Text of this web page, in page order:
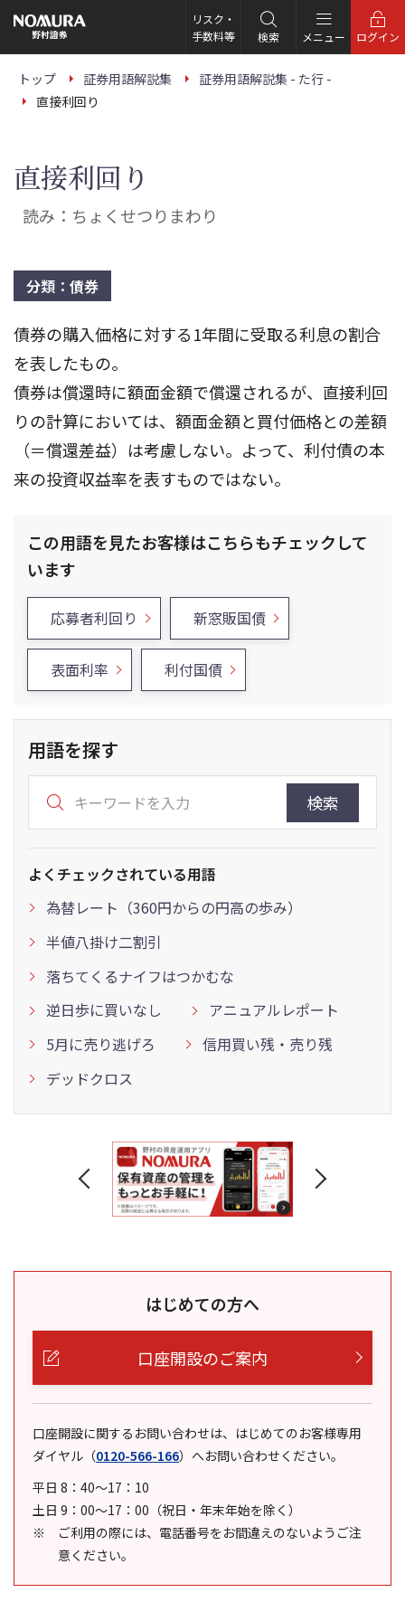
の
ー
リスク・
手数料等
検索 メニュー ログイン
トップ 証券用語解説集
証券用語解説集 - た行 -
直接利回り
直接利回り
読み：ちょくせつりまわり
分類：債券
債券の購入価格に対する1年間に受取る利息の割合
を表したもの。
債券は償還時に額面金額で償還されるが、直接利回
りの計算においては、額面金額と買付価格との差額
（＝償還差益）は考慮しない。よって、利付債の本
来の投資収益率を表すものではない。
この用語を見たお客様はこちらもチェックして
います
応募者利回り 新窓販国債
表面利率 利付国債
用語を探す
検索
よくチェックされている用語
為替レート（360円からの円高の歩み）
半値八掛け二割引
落ちてくるナイフはつかむな
逆日歩に買いなし
アニュアルレポート
5月に売り逃げろ
信用買い残・売り残
デッドクロス
はじめての方へ
口座開設のご案内
口座開設に関するお問い合わせは、はじめてのお客様専用
ダイヤル （0120-566-166） へお問い合わせください。
平日 8：40～17：10
土日 9：00～17：00（祝日・年末年始を除く）
ご利用の際には、電話番号をお間違えのないようご注
意ください。